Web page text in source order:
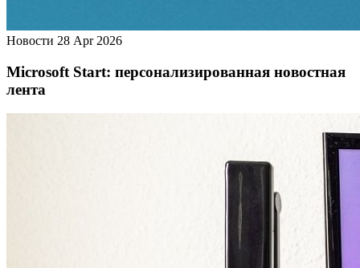
Новости 28 Apr 2026
Microsoft Start: персонализированная новостная
лента